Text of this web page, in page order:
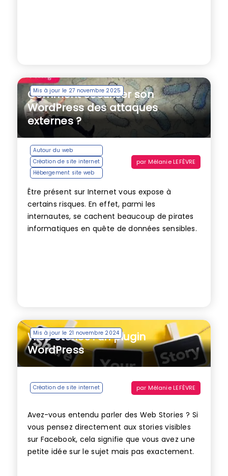
Mis à jour le 27 novembre 2025
Comment sécuriser son
WordPress des attaques
externes ?
Autour du web
Création de site internet
Hébergement site web
par Mélanie LEFÈVRE
Être présent sur Internet vous expose à
certains risques. En effet, parmi les
internautes, se cachent beaucoup de pirates
informatiques en quête de données sensibles.
Mis à jour le 21 novembre 2024
Web Stories : un plugin
WordPress
Création de site internet par Mélanie LEFÈVRE
Avez-vous entendu parler des Web Stories ? Si
vous pensez directement aux stories visibles
sur Facebook, cela signifie que vous avez une
petite idée sur le sujet mais pas exactement.